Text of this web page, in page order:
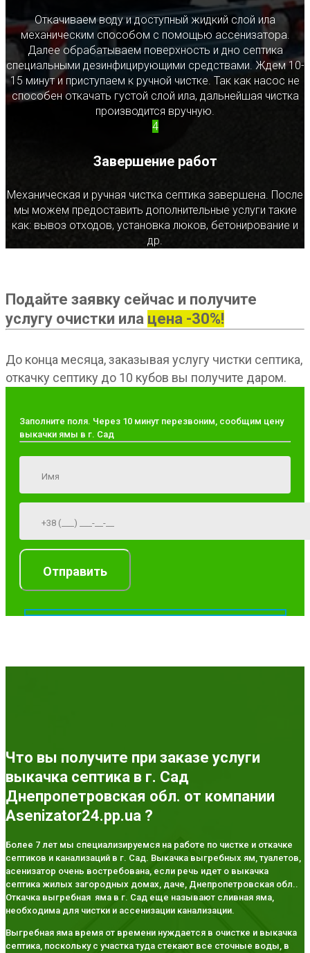
Откачиваем воду и доступный жидкий слой ила
механическим способом с помощью ассенизатора.
Далее обрабатываем поверхность и дно септика
специальными дезинфицирующими средствами. Ждем 10-
15 минут и приступаем к ручной чистке. Так как насос не
способен откачать густой слой ила, дальнейшая чистка
производится вручную.
4
Завершение работ
Механическая и ручная чистка септика завершена. После
мы можем предоставить дополнительные услуги такие
как: вывоз отходов, установка люков, бетонирование и
др.
Подайте заявку сейчас и получите
услугу очистки ила цена -30%!
До конца месяца, заказывая услугу чистки септика,
откачку септику до 10 кубов вы получите даром.
Заполните поля. Через 10 минут перезвоним, сообщим цену
выкачки ямы в г. Сад
Что вы получите при заказе услуги
выкачка септика в г. Сад
Днепропетровская обл. от компании
Asenizator24.pp.ua ?
Более 7 лет мы специализируемся на работе по чистке и откачке
септиков и канализаций в г. Сад. Выкачка выгребных ям, туалетов,
асенизатор очень востребована, если речь идет о выкачка
септика жилых загородных домах, даче, Днепропетровская обл..
Откачка выгребная яма в г. Сад еще называют сливная яма,
необходима для чистки и ассенизации канализации.
Выгребная яма время от времени нуждается в очистке и выкачка
септика, поскольку с участка туда стекают все сточные воды, в